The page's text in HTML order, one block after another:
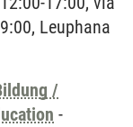
Leuphana
/
-